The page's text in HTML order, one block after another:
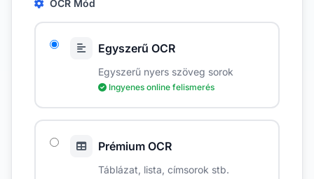
OCR Mód
Egyszerű OCR
Egyszerű nyers szöveg sorok
Ingyenes online felismerés
Prémium OCR
Táblázat, lista, címsorok stb.